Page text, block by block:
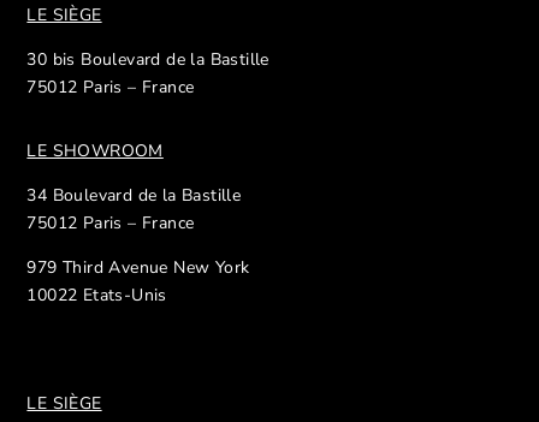
LE SIÈGE
30 bis Boulevard de la Bastille
75012 Paris – France
LE SHOWROOM
34 Boulevard de la Bastille
75012 Paris – France
979 Third Avenue New York
10022 Etats-Unis
LE SIÈGE